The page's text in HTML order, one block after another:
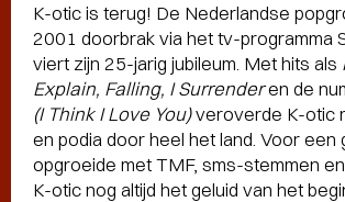
K-otic is terug! De Nederlandse
2001 doorbrak via het tv-programma
viert zijn 25-jarig jubileum. Met hits als
Explain, Falling, I Surrenderen de
(I Think I Love You)veroverde K-otic
en podia door heel het land. Voor een
opgroeide met TMF, sms-stemmen
K-otic nog altijd het geluid van het